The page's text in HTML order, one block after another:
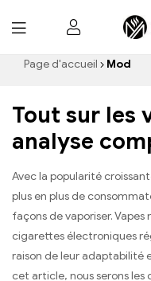
Page d'accueil Mod
Tout sur les
analyse
Avec la popularité
plus en plus de
façons de vaporiser.
cigarettes électroniques
raison de leur adaptabilité
cet article, nous serons